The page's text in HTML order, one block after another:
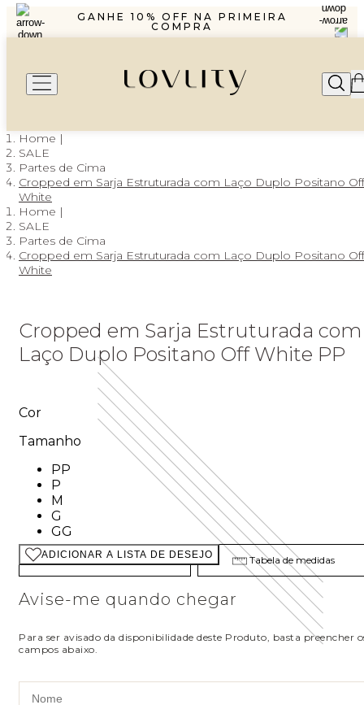
GANHE 10% OFF NA PRIMEIRA
COMPRA
PARCELAMENTO EM ATÉ 6X SEM
R$1299,99 ENVIO PAC
GANHE 10% OFF NA PRIMEIRA
SALE
Partes de Cima
Cropped em Sarja Estruturada com Laço Duplo Positano Off
White
SALE
Partes de Cima
Cropped em Sarja Estruturada com Laço Duplo Positano Off
White
Cropped em Sarja Estruturada com
Laço Duplo Positano Off White PP
Cor
Tamanho
Tamanho: PP
PP
Tamanho: P
P
Tamanho: M
M
Tamanho: G
G
Tamanho: GG
GG
Descubra seu tamanho Tabela de medidas
ADICIONAR A LISTA DE DESEJO
Avise-me quando chegar
Para ser avisado da disponibilidade deste Produto, basta preencher
campos abaixo.